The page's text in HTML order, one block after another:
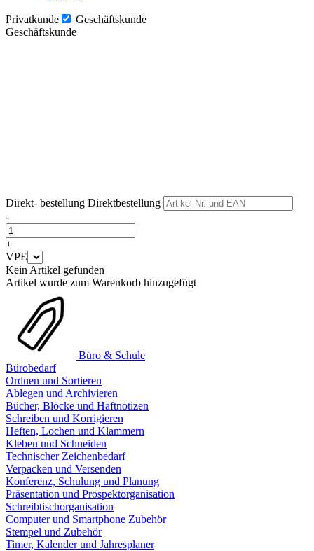
Privatkunde
Geschäftskunde
Geschäftskunde
Direkt- bestellung Direktbestellung
-
+
VPE
Kein Artikel gefunden
Artikel wurde zum Warenkorb hinzugefügt
Büro & Schule
Bürobedarf
Ordnen und Sortieren
Ablegen und Archivieren
Bücher, Blöcke und Haftnotizen
Schreiben und Korrigieren
Heften, Lochen und Klammern
Kleben und Schneiden
Technischer Zeichenbedarf
Verpacken und Versenden
Konferenz, Schulung und Planung
Präsentation und Prospektorganisation
Schreibtischorganisation
Computer und Smartphone Zubehör
Stempel und Zubehör
Timer, Kalender und Jahresplaner